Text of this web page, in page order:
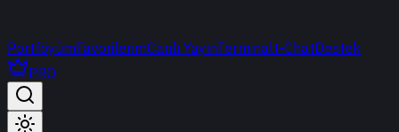
PortföyümFavorilerimCanlı YayınTerminalt-ChatDestek
PRO